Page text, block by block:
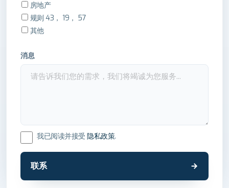
房地产
规则 43， 19， 57
其他
消息
我已阅读并接受 隐私政策.
联系